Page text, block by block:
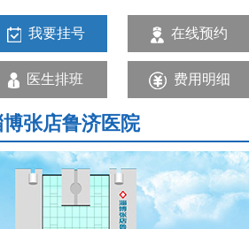
我要挂号 在线预约
医生排班 费用明细
张店鲁济医院